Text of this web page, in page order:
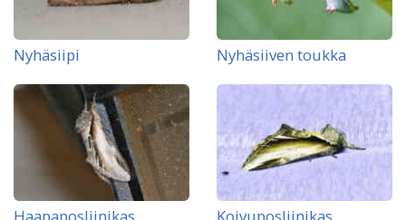
Nyhäsiipi Nyhäsiiven toukka